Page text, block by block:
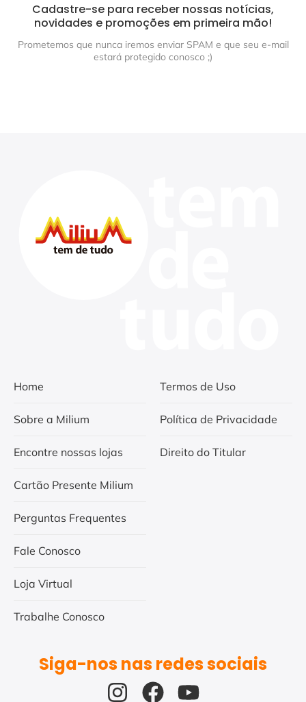
Cadastre-se para receber nossas notícias,
novidades e promoções em primeira mão!
Prometemos que nunca iremos enviar SPAM e que seu e-mail
estará protegido conosco ;)
Home
Sobre a Milium
Encontre nossas lojas
Cartão Presente Milium
Perguntas Frequentes
Fale Conosco
Loja Virtual
Trabalhe Conosco
Termos de Uso
Política de Privacidade
Direito do Titular
Siga-nos nas redes sociais